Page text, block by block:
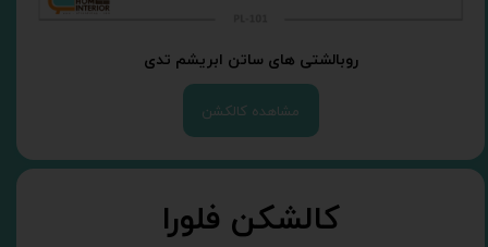
روبالشتی های ساتن ابریشم تدی
مشاهده کالکشن
کالشکن فلورا